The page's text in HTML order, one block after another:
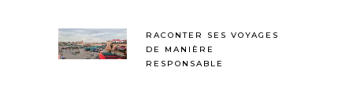
RACONTER SES VOYAGES
DE MANIÈRE
RESPONSABLE